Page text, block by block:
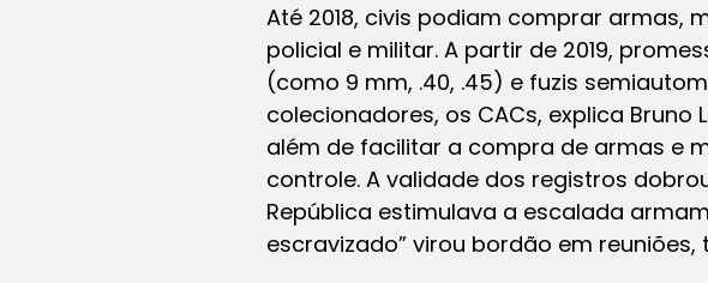
Até 2018, civis podiam comprar armas,
policial e militar. A partir de 2019,
(como 9 mm, .40, .45) e fuzis
colecionadores, os CACs, explica Bruno
além de facilitar a compra de armas e
controle. A validade dos registros
República estimulava a escalada
escravizado” virou bordão em